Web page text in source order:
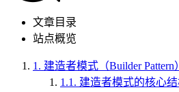
文章目录
站点概览
1. 建造者模式（Builder
1.1. 建造者模式的核心结